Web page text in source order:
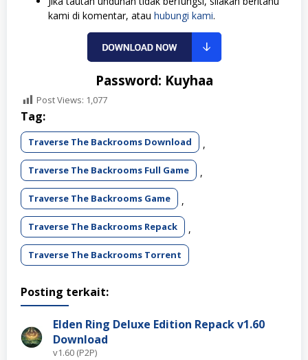
kami di komentar, atau hubungi kami.
Password: Kuyhaa
Post Views: 1,077
Tag:
Traverse The Backrooms Download ,
Traverse The Backrooms Full Game ,
Traverse The Backrooms Game ,
Traverse The Backrooms Repack ,
Traverse The Backrooms Torrent
Posting terkait:
Elden Ring Deluxe Edition Repack v1.60
Download
v1.60 (P2P)